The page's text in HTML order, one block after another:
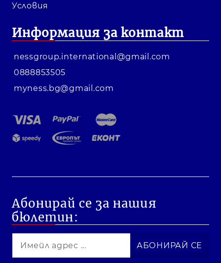
Условия
Информация за контакт
nessgroup.international@gmail.com
0888853505
myness.bg@gmail.com
Абонирай се за нашия
бюлетин: